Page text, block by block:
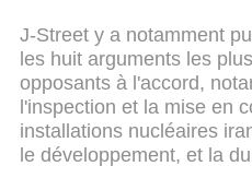
J-Street y a notamment
les huit arguments les
opposants à l'accord,
l'inspection et la mise en
installations nucléaires
le développement, et la